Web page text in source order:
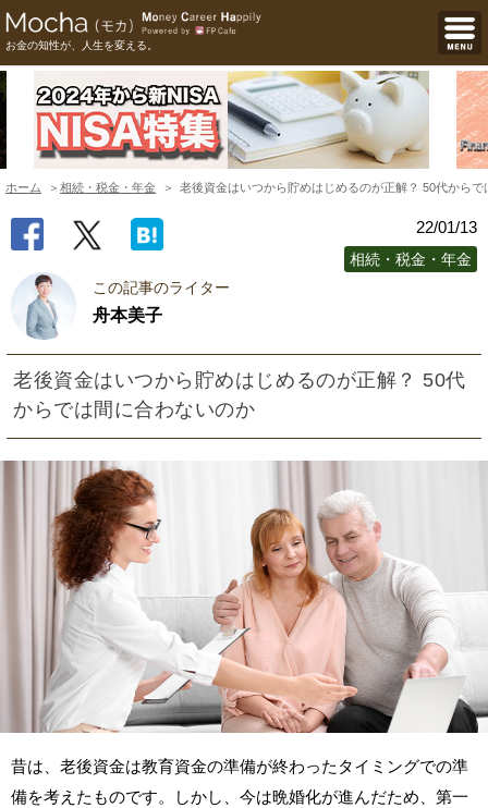
お金の知性が、人生を変える。
ホーム 相続・税金・年金 老後資金はいつから貯めはじめるのが正解？ 50代からで
22/01/13
相続・税金・年金
この記事のライター
舟本美子
老後資金はいつから貯めはじめるのが正解？ 50代
からでは間に合わないのか
昔は、老後資金は教育資金の準備が終わったタイミングでの準
備を考えたものです。しかし、今は晩婚化が進んだため、第一